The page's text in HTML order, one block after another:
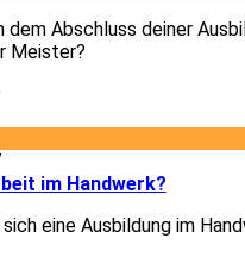
dem Abschluss deiner
Meister?
im Handwerk?
eine Ausbildung im